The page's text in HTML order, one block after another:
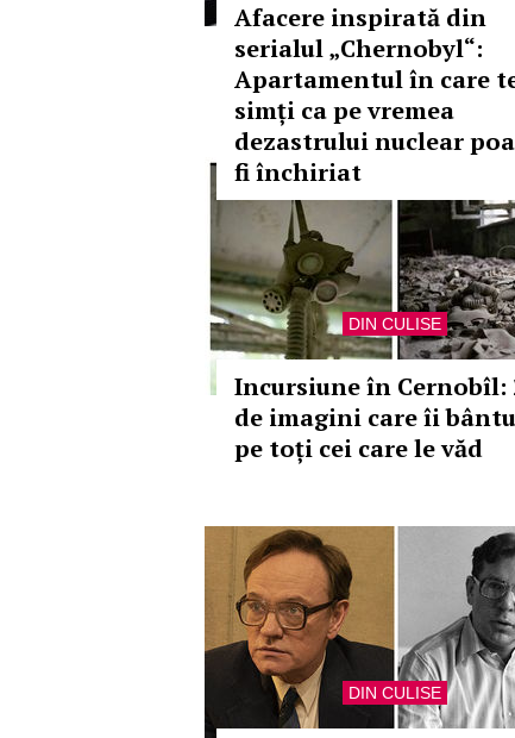
Afacere inspirată din
serialul „Chernobyl“:
Apartamentul în care
simți ca pe vremea
dezastrului nuclear
fi închiriat
DIN CULISE
Incursiune în Cernobîl:
de imagini care îi
pe toți cei care le văd
DIN CULISE